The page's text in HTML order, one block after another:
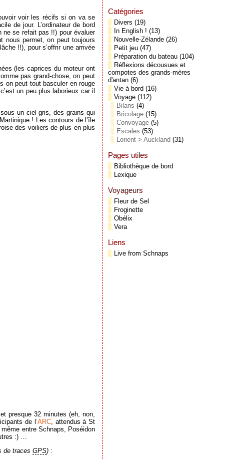
voir les récifs si on va se
de jour. L’ordinateur de bord
se refait pas !!) pour évaluer
nous permet, on peut toujours
!!), pour s’offrir une arrivée
(les caprices du moteur ont
pas grand-chose, on peut
on peut tout basculer en rouge
un peu plus laborieux car il
un ciel gris, des grains qui
! Les contours de l’île
des voiliers de plus en plus
presque 32 minutes (eh, non,
de l ‘ARC, attendus à St
entre Schnaps, Poséidon
:) …
de traces GPS) :
Catégories
Divers (19)
In English ! (13)
Nouvelle-Zélande (26)
Petit jeu (47)
Préparation du bateau (104)
Réflexions décousues et
compotes des grands-mères
d'antan (6)
Vie à bord (16)
Voyage (112)
Bilans (4)
Bricolage (15)
Convoyage (5)
Escales (53)
Lorient > Auckland (31)
Pages utiles
Bibliothèque de bord
Lexique
Voyageurs
Fleur de Sel
Froginette
Obélix
Vera
Liens
Live from Schnaps